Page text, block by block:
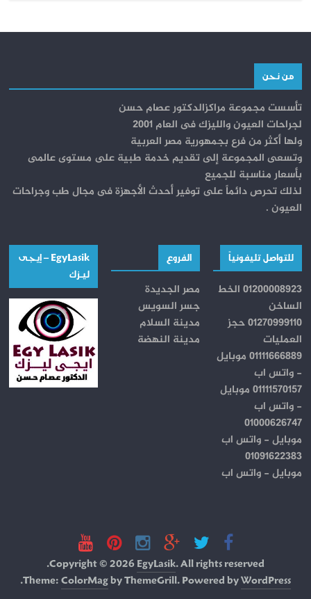
من نحن
تأسست مجموعة مراكزالدكتور عصام حسن
لجراحات العيون والليزك فى العام 2001
ولها أكثر من فرع بجمهورية مصر العربية
وتسعى المجموعة إلى تقديم خدمة طبية على مستوى عالمى
بأسعار مناسبة للجميع
لذلك تحرص دائماً على توفير أحدث الأجهزة فى مجال طب وجراحات
العيون .
للتواصل تليفونياً
01200008923 الخط
الساخن
01270999110 حجز
العمليات
01111666889 موبايل
- واتس اب
01111570157 موبايل
- واتس اب
01000626747
موبايل - واتس اب
01091622383
موبايل - واتس اب
الفروع
مصر الجديدة
جسر السويس
مدينة السلام
مدينة النهضة
EgyLasik – إيجــى
ليـــزك
Copyright © 2026EgyLasik. All rights reserved.
Theme:ColorMagby ThemeGrill. Powered byWordPress
.